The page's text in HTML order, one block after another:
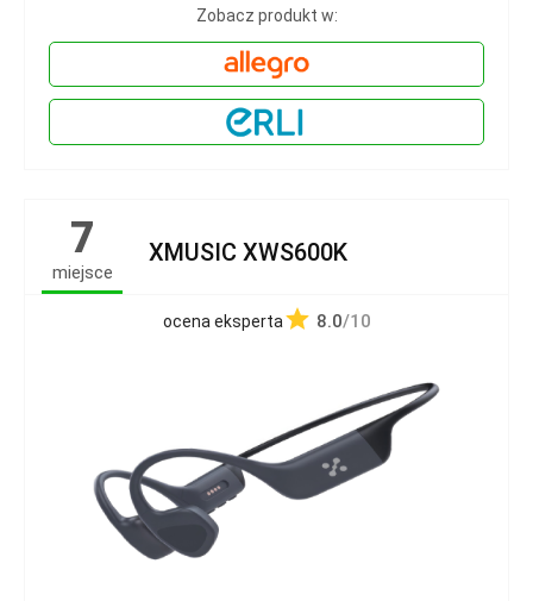
Zobacz produkt w:
7
miejsce
XMUSIC XWS600K
ocena eksperta 8.0/10